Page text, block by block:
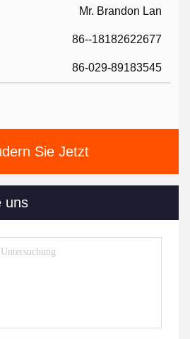
Mr. Brandon Lan
86--18182622677
86-029-89183545
Sie Jetzt
uns